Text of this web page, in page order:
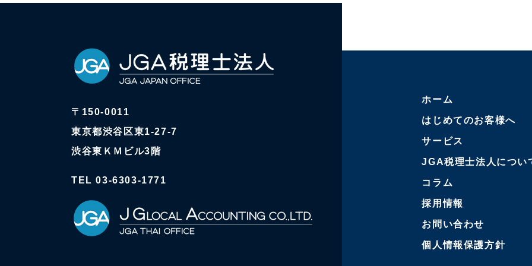
〒150-0011
東京都渋谷区東1-27-7
渋谷東ＫＭビル3階
TEL 03-6303-1771
ホーム
はじめてのお客様へ
サービス
JGA税理士法人につい
コラム
採用情報
お問い合わせ
個人情報保護方針